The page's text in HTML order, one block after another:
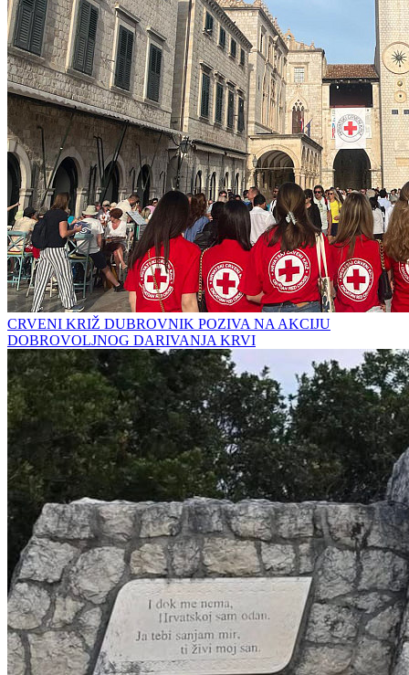
CRVENI KRIŽ DUBROVNIK POZIVA NA AKCIJU
DOBROVOLJNOG DARIVANJA KRVI